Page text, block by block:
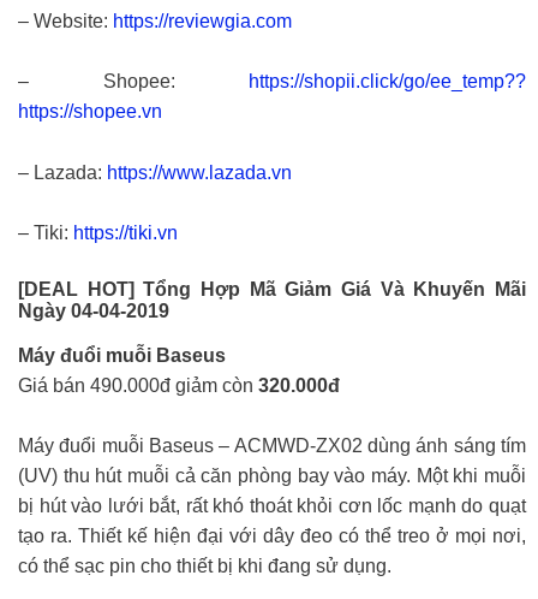
– Website: https://reviewgia.com
– Shopee:
https://shopii.click/go/ee_temp??
https://shopee.vn
– Lazada: https://www.lazada.vn
– Tiki: https://tiki.vn
[DEAL HOT] Tổng Hợp Mã Giảm Giá Và Khuyến Mãi
Ngày 04-04-2019
Máy đuổi muỗi Baseus
Giá bán 490.000đ giảm còn 320.000đ
Máy đuổi muỗi Baseus – ACMWD-ZX02 dùng ánh sáng tím
(UV) thu hút muỗi cả căn phòng bay vào máy. Một khi muỗi
bị hút vào lưới bắt, rất khó thoát khỏi cơn lốc mạnh do quạt
tạo ra. Thiết kế hiện đại với dây đeo có thể treo ở mọi nơi,
có thể sạc pin cho thiết bị khi đang sử dụng.